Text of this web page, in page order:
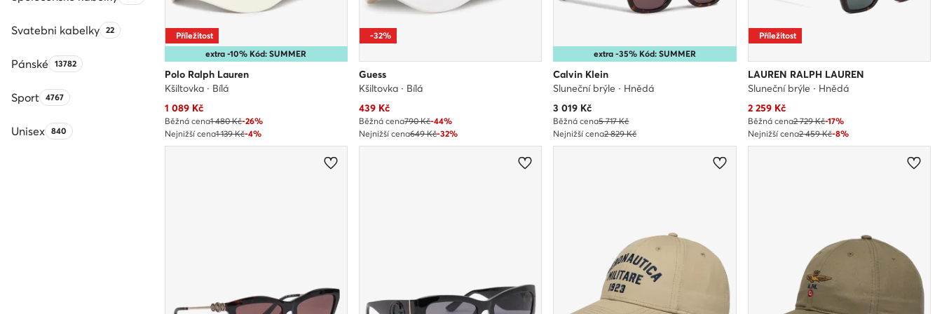
Svatebni kabelkyPočet produktů:
22
PánskéPočet produktů:
13782
SportPočet produktů:
4767
UnisexPočet produktů:
840
extra -10% Kód: SUMMER
Příležitost
Polo Ralph Lauren
Kšiltovka · Bílá
Aktuální cena
1 089Kč
Běžná cena1 480 Kč-26%
Nejnižší cena1 139 Kč-4%
-32%
Guess
Kšiltovka · Bílá
Aktuální cena
439Kč
Běžná cena790 Kč-44%
Nejnižší cena649 Kč-32%
extra -35% Kód: SUMMER
Calvin Klein
Sluneční brýle · Hnědá
Aktuální cena
3 019 Kč
Běžná cena5 717 Kč
Nejnižší cena2 829 Kč
Příležitost
LAUREN RALPH LAUREN
Sluneční brýle · Hnědá
Aktuální cena
2 259Kč
Běžná cena2 729 Kč-17%
Nejnižší cena2 459 Kč-8%